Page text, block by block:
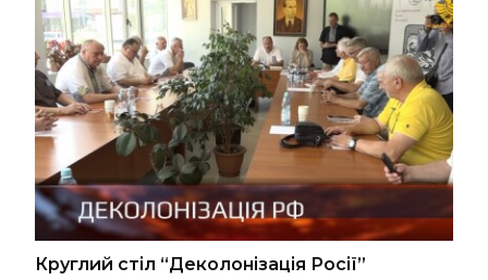
Круглий стіл “Деколонізація Росії”